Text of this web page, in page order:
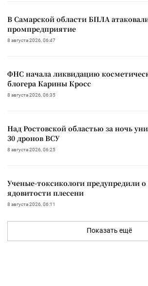
В Самарской области БПЛА
промпредприятие
8 августа 2026, 06:47
ФНС начала ликвидацию
блогера Карины Кросс
8 августа 2026, 06:35
Над Ростовской областью за ночь
30 дронов ВСУ
8 августа 2026, 06:25
Ученые-токсикологи предупредили
ядовитости плесени
8 августа 2026, 06:11
Показать ещё